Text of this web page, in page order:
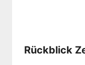
Rückblick